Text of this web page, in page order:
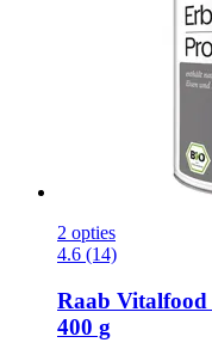
2 opties
4.6 (14)
Raab Vitalfood
400 g